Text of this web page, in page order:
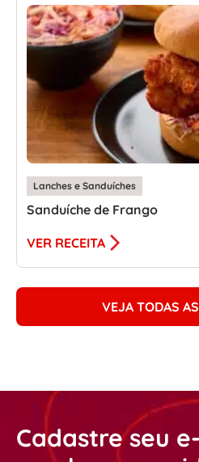
Lanches e Sanduíches
Sanduíche de Frango
VER RECEITA
VEJA TODAS
Cadastre seu